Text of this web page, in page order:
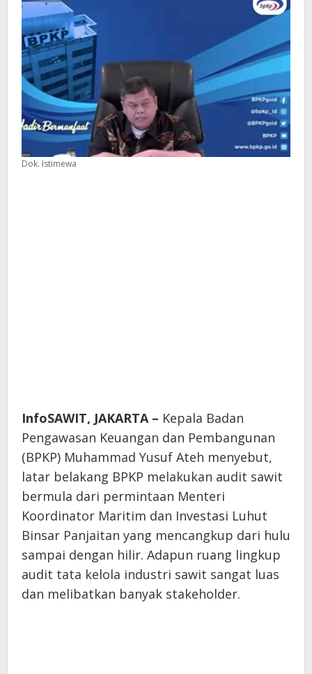
Dok. Istimewa
InfoSAWIT, JAKARTA – Kepala Badan
Pengawasan Keuangan dan Pembangunan
(BPKP) Muhammad Yusuf Ateh menyebut,
latar belakang BPKP melakukan audit sawit
bermula dari permintaan Menteri
Koordinator Maritim dan Investasi Luhut
Binsar Panjaitan yang mencangkup dari hulu
sampai dengan hilir. Adapun ruang lingkup
audit tata kelola industri sawit sangat luas
dan melibatkan banyak stakeholder.